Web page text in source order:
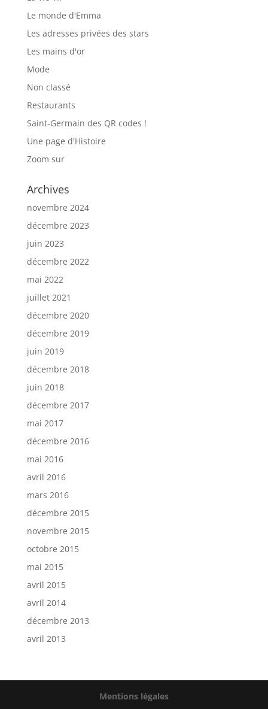
Le monde d'Emma
Les adresses privées des stars
Les mains d'or
Mode
Non classé
Restaurants
Saint-Germain des QR codes !
Une page d'Histoire
Zoom sur
Archives
novembre 2024
décembre 2023
juin 2023
décembre 2022
mai 2022
juillet 2021
décembre 2020
décembre 2019
juin 2019
décembre 2018
juin 2018
décembre 2017
mai 2017
décembre 2016
mai 2016
avril 2016
mars 2016
décembre 2015
novembre 2015
octobre 2015
mai 2015
avril 2015
avril 2014
décembre 2013
avril 2013
Mentions légales